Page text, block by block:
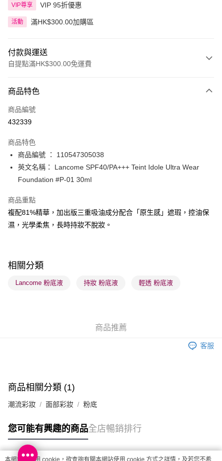
VIP尊享 VIP 95折優惠
活動 滿HK$300.00加購區
付款與運送
自提點滿HK$300.00免運費
信用卡
Apple Pay
PayMe
WeChat Pay
送貨方式
順豐自助櫃 - 確認發貨後1-3個工作天送達
順豐站及營業點 - 確認發貨後1-3個工作天送達
(澳門門市) 只顯示可選門市。確認發貨後2-5個工作天到店，3天內
取。逾期會取消訂單，並不會安排重寄
每筆HK$20.00，滿HK$100.00或以上免運費
澳門地區配送 - 確認發貨後1-4個工作天送達
商品特色
商品編號
432339
商品特色
商品編號 ： 110547305038
英文名稱： Lancome SPF40/PA+++ Teint Idole Ultra Wear
Foundation #P-01 30ml
商品重點
複配81%精華，加出版三重吸油成分配合「原生感」遮瑕，控油保
濕，光學柔焦，長時持妝不脫妝。
相關分類
Lancome 粉底液 持妝 粉底液 輕透 粉底液
商品推薦
客服
商品相關分類 (1)
潮流彩妝 面部彩妝 粉底
您可能有興趣的商品全店暢銷排行
本網站中使用 cookie，欲查詢有關本網站使用 cookie 方式之詳情，及若您不希